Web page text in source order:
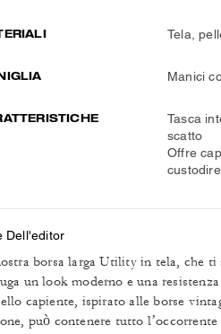
Tela,
Manici
Tasca
scatto
Offre
custodire
Dell'editor
borsa larga Utility in tela, che ti
un look moderno e una
capiente, ispirato alle borse
può contenere tutto